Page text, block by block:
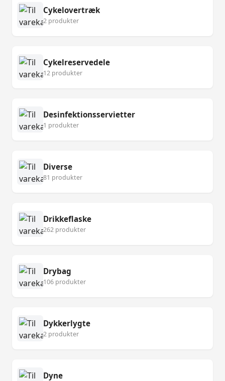
Cykelovertræk
2 produkter
Cykelreservedele
12 produkter
Desinfektionsservietter
1 produkter
Diverse
81 produkter
Drikkeflaske
262 produkter
Drybag
106 produkter
Dykkerlygte
2 produkter
Dyne